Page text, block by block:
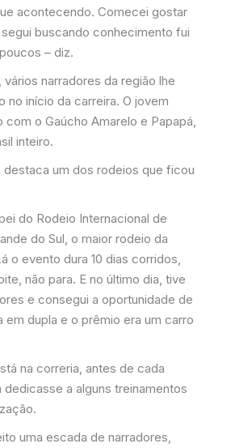
acontecendo. Comecei gostar
buscando conhecimento fui
– diz.
narradores da região lhe
no início da carreira. O jovem
com o Gaúcho Amarelo e Papapá,
inteiro.
destaca um dos rodeios que ficou
do Rodeio Internacional de
do Sul, o maior rodeio da
o evento dura 10 dias corridos,
não para. E no último dia, tive
e consegui a oportunidade de
em dupla e o prêmio era um carro
na correria, antes de cada
dedicasse a alguns treinamentos
uma escada de narradores,